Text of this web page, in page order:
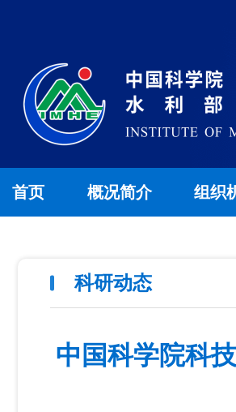
首页 概况简介 组织
科研动态
中国科学院科